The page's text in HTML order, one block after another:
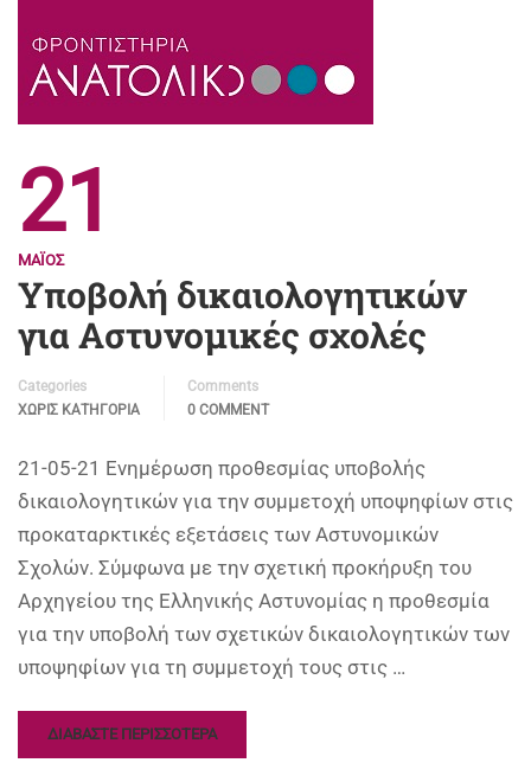
21
ΜΆΙΟΣ
Υποβολή δικαιολογητικών
για Αστυνομικές σχολές
Categories
ΧΩΡΊΣ ΚΑΤΗΓΟΡΊΑ
Comments
0 COMMENT
21-05-21 Ενημέρωση προθεσμίας υποβολής
δικαιολογητικών για την συμμετοχή υποψηφίων στις
προκαταρκτικές εξετάσεις των Αστυνομικών
Σχολών. Σύμφωνα με την σχετική προκήρυξη του
Αρχηγείου της Ελληνικής Αστυνομίας η προθεσμία
για την υποβολή των σχετικών δικαιολογητικών των
υποψηφίων για τη συμμετοχή τους στις …
ΔΙΑΒΑΣΤΕ ΠΕΡΙΣΣΟΤΕΡΑ